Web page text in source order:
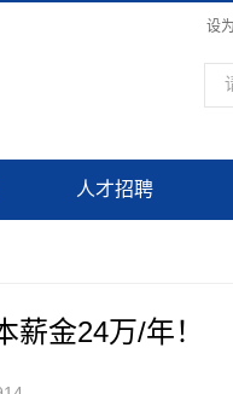
设
人才招聘
薪金24万/年！